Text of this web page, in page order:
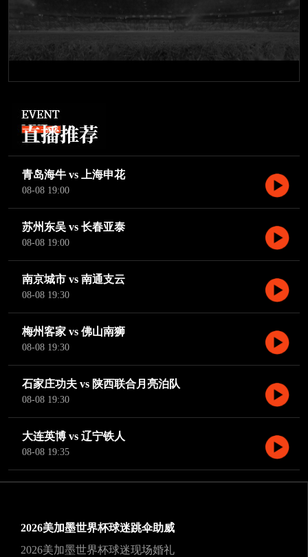
青岛海牛 vs 上海申花
08-08 19:00
苏州东吴 vs 长春亚泰
08-08 19:00
南京城市 vs 南通支云
08-08 19:30
梅州客家 vs 佛山南狮
08-08 19:30
石家庄功夫 vs 陕西联合月亮泊队
08-08 19:30
大连英博 vs 辽宁铁人
08-08 19:35
2026美加墨世界杯球迷跳伞助威
2026美加墨世界杯球迷现场婚礼